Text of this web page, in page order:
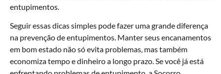
entupimentos.
Seguir essas dicas simples pode fazer uma grande diferença
na prevenção de entupimentos. Manter seus encanamentos
em bom estado não só evita problemas, mas também
economiza tempo e dinheiro a longo prazo. Se você já está